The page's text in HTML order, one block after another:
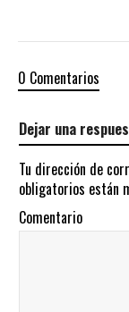
0 Comentarios
Dejar una
Tu dirección de
obligatorios están
Comentario